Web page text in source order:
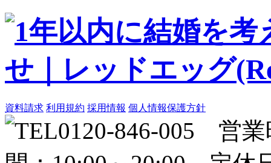
資料請求 利用規約 採用情報 個人情報保護方針